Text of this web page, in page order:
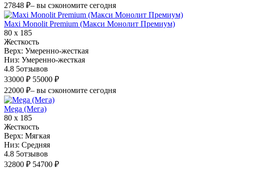
27848 ₽– вы сэкономите сегодня
Maxi Monolit Premium (Макси Монолит Премиум)
80 х 185
Жесткость
Верх: Умеренно-жесткая
Низ: Умеренно-жесткая
4.8 5отзывов
33000 ₽ 55000 ₽
22000 ₽– вы сэкономите сегодня
Mega (Мега)
80 х 185
Жесткость
Верх: Мягкая
Низ: Средняя
4.8 5отзывов
32800 ₽ 54700 ₽